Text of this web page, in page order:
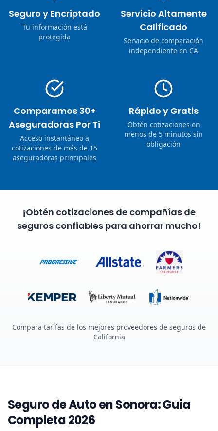
Seguro y Encriptado
Tu información está
protegida
Servicio Altamente
Calificado
Servicio de comparación
independiente en CA
Comparamos 30+
Aseguradoras Por Ti
Acceso instantáneo a
cotizaciones de más de 15
aseguradoras principales
Rápido y Gratis
Obtén cotizaciones en
menos de 5 minutos sin
obligación
¡Obtén cotizaciones de compañías de
seguros confiables para ahorrar mucho!
Compara tarifas de los mejores proveedores de seguros de
California
Seguro de Auto en Sonora: Guia
Completa 2026